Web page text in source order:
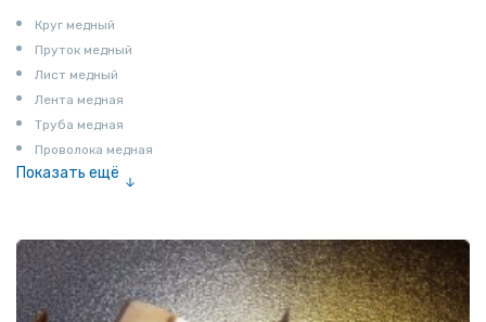
Круг медный
Пруток медный
Лист медный
Лента медная
Труба медная
Проволока медная
Показать ещё